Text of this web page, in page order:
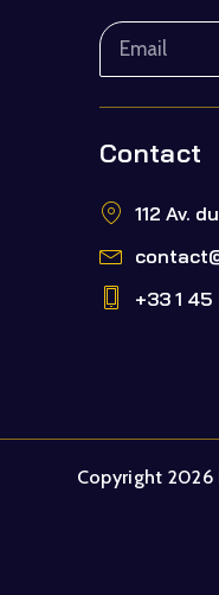
Contact
112 Av.
+33 1
Copyright 2026